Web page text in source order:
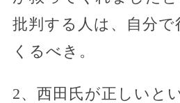
批判する人は、自分
くるべき。
2、西田氏が正しいと